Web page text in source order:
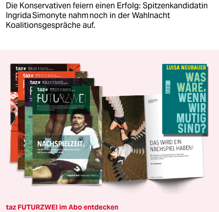
Die Konservativen feiern einen Erfolg: Spitzenkandidatin
Ingrida Simonyte nahm noch in der Wahlnacht
Koalitionsgespräche auf.
taz FUTURZWEI im Abo entdecken